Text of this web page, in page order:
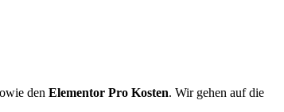
den Elementor Pro Kosten. Wir gehen auf die